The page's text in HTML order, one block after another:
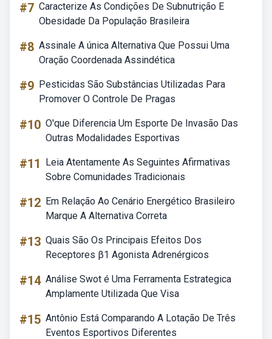
#7 Caracterize As Condições De Subnutrição E
Obesidade Da População Brasileira
#8 Assinale A única Alternativa Que Possui Uma
Oração Coordenada Assindética
#9 Pesticidas São Substâncias Utilizadas Para
Promover O Controle De Pragas
#10 O'que Diferencia Um Esporte De Invasão Das
Outras Modalidades Esportivas
#11
Leia Atentamente As Seguintes Afirmativas
Sobre Comunidades Tradicionais
#12 Em Relação Ao Cenário Energético Brasileiro
Marque A Alternativa Correta
#13 Quais São Os Principais Efeitos Dos
Receptores β1 Agonista Adrenérgicos
#14 Análise Swot é Uma Ferramenta Estrategica
Amplamente Utilizada Que Visa
#15 Antônio Está Comparando A Lotação De Três
Eventos Esportivos Diferentes